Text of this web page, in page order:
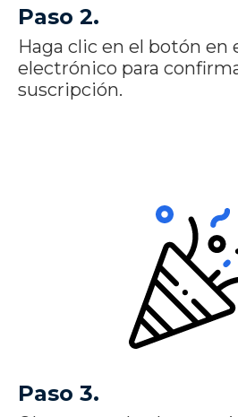
Paso 2.
Haga clic en el botón en
electrónico para
suscripción.
Paso 3.